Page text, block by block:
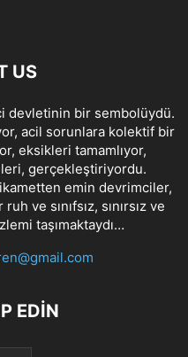
US
devletinin bir sembolüydü.
acil sorunlara kolektif bir
eksikleri tamamlıyor,
gerçekleştiriyordu.
emin devrimciler,
ve sınıfsız, sınırsız ve
taşımaktaydı…
EDİN